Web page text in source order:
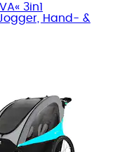
3in1
Hand- &